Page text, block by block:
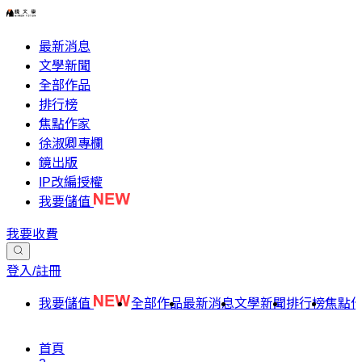
最新消息
文學新聞
全部作品
排行榜
焦點作家
徐淑卿專欄
鏡出版
IP改編授權
我要儲值
我要收費
登入/註冊
我要儲值 全部作品最新消息文學新聞排行榜焦點
首頁